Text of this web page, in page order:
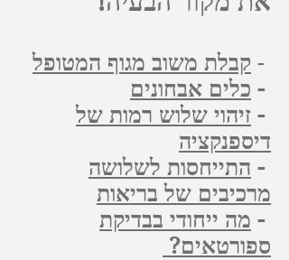
- קבלת משוב מגוף המטופל
- כלים אבחונים
- זיהוי שלוש רמות של
דיספנקציה
- התייחסות לשלושה
מרכיבים של בריאות
- מה ייחודי בבדיקת
ספורטאים?